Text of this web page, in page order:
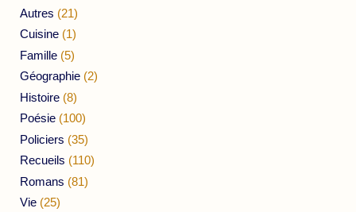
Autres (21)
Cuisine (1)
Famille (5)
Géographie (2)
Histoire (8)
Poésie (100)
Policiers (35)
Recueils (110)
Romans (81)
Vie (25)